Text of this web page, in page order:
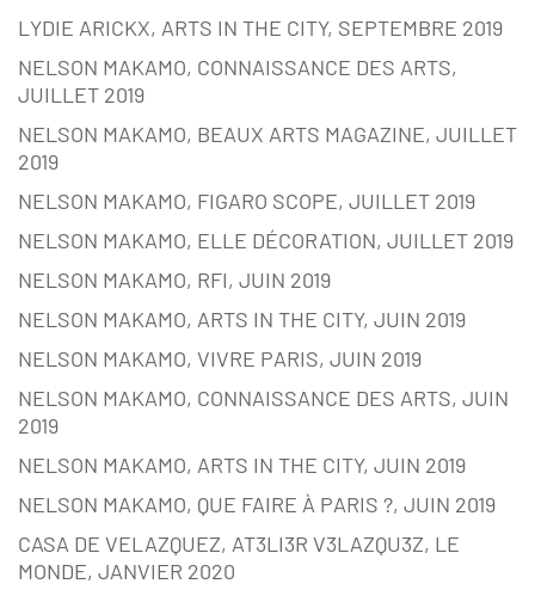
LYDIE ARICKX, ARTS IN THE CITY, SEPTEMBRE 2019
NELSON MAKAMO, CONNAISSANCE DES ARTS,
JUILLET 2019
NELSON MAKAMO, BEAUX ARTS MAGAZINE, JUILLET
2019
NELSON MAKAMO, FIGARO SCOPE, JUILLET 2019
NELSON MAKAMO, ELLE DÉCORATION, JUILLET 2019
NELSON MAKAMO, RFI, JUIN 2019
NELSON MAKAMO, ARTS IN THE CITY, JUIN 2019
NELSON MAKAMO, VIVRE PARIS, JUIN 2019
NELSON MAKAMO, CONNAISSANCE DES ARTS, JUIN
2019
NELSON MAKAMO, ARTS IN THE CITY, JUIN 2019
NELSON MAKAMO, QUE FAIRE À PARIS ?, JUIN 2019
CASA DE VELAZQUEZ, AT3LI3R V3LAZQU3Z, LE
MONDE, JANVIER 2020